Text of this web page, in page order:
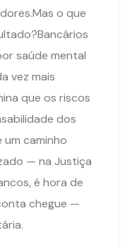
o que
saúde mental
vez mais
que os riscos
dos
um caminho
— na Justiça
é hora de
chegue —